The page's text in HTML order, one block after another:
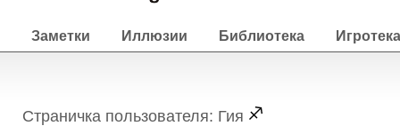
Заметки Иллюзии Библиотека Игротека
Страничка пользователя: Гия